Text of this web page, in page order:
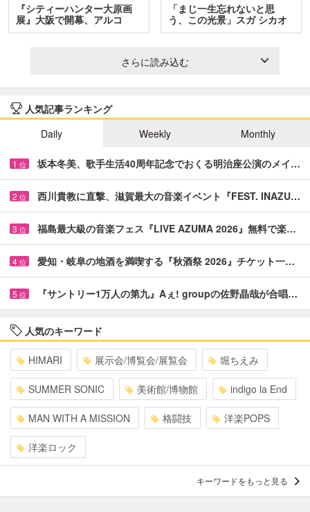
『シティーハンター大原画
展』大阪で開幕、アルコ
＆…
「まじ一生忘れないと思
う、この光景」スガ シカオ
と…
さらに読み込む
人気記事ランキング
Daily
Weekly Monthly
1 位 坂本冬美、歌手生活40周年記念でおくる明治座公演のメイ…
2 位 西川貴教に直撃、滋賀最大の音楽イベント『FEST. INAZU…
3 位 福島最大級の音楽フェス『LIVE AZUMA 2026』無料で楽…
4 位 愛知・岐阜の地酒を満喫する『秋酒祭 2026』チケット一…
5 位 『サントリー1万人の第九』Aぇ! groupの佐野晶哉が合唱…
人気のキーワード
HIMARI 展示会/博覧会/展覧会 堀ちえみ
SUMMER SONIC 美術館/博物館 indigo la End
MAN WITH A MISSION 格闘技 洋楽POPS
洋楽ロック
キーワードをもっと見る